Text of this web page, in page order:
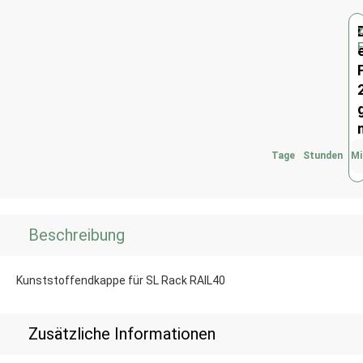
Tage Stunden
Beschreibung
Zusätzliche Informationen
Kunststoffendkappe für SL Rack RAIL40